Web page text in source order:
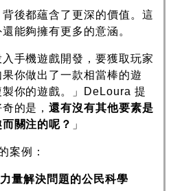
後都蘊含了更深的價值。這
能夠擁有更多的意涵。
入手機遊戲開發，要獲取玩家
你做出了一款相當棒的遊
你的遊戲。」DeLoura 提
的是，還有沒有其他要素是
關注的呢？ 」
案例：
量解決問題的公民科學